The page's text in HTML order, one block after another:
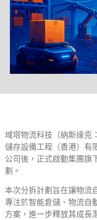
域塔物流科技（納斯達克
儲存設備工程（香港）有
公司後，正式啟動集團旗
劃。
本次分拆計劃旨在讓物流
專注於智能倉儲、物流自
方案，進一步釋放其成長